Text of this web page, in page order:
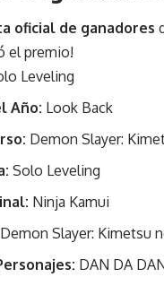
oficial de ganadores
el premio!
Leveling
Año: Look Back
Demon Slayer:
Solo Leveling
Ninja Kamui
Demon Slayer: Kimetsu
DAN DA